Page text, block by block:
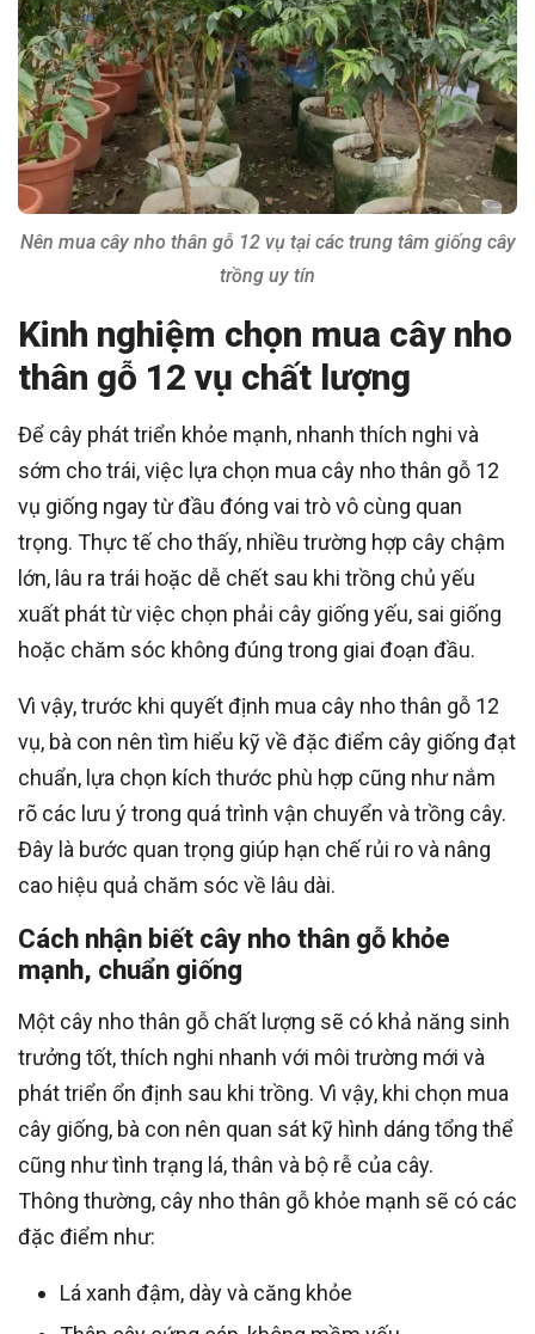
Nên mua cây nho thân gỗ 12 vụ tại các trung tâm giống cây
trồng uy tín
Kinh nghiệm chọn mua cây nho
thân gỗ 12 vụ chất lượng
Để cây phát triển khỏe mạnh, nhanh thích nghi và
sớm cho trái, việc lựa chọn mua cây nho thân gỗ 12
vụ giống ngay từ đầu đóng vai trò vô cùng quan
trọng. Thực tế cho thấy, nhiều trường hợp cây chậm
lớn, lâu ra trái hoặc dễ chết sau khi trồng chủ yếu
xuất phát từ việc chọn phải cây giống yếu, sai giống
hoặc chăm sóc không đúng trong giai đoạn đầu.
Vì vậy, trước khi quyết định mua cây nho thân gỗ 12
vụ, bà con nên tìm hiểu kỹ về đặc điểm cây giống đạt
chuẩn, lựa chọn kích thước phù hợp cũng như nắm
rõ các lưu ý trong quá trình vận chuyển và trồng cây.
Đây là bước quan trọng giúp hạn chế rủi ro và nâng
cao hiệu quả chăm sóc về lâu dài.
Cách nhận biết cây nho thân gỗ khỏe
mạnh, chuẩn giống
Một cây nho thân gỗ chất lượng sẽ có khả năng sinh
trưởng tốt, thích nghi nhanh với môi trường mới và
phát triển ổn định sau khi trồng. Vì vậy, khi chọn mua
cây giống, bà con nên quan sát kỹ hình dáng tổng thể
cũng như tình trạng lá, thân và bộ rễ của cây.
Thông thường, cây nho thân gỗ khỏe mạnh sẽ có các
đặc điểm như:
Lá xanh đậm, dày và căng khỏe